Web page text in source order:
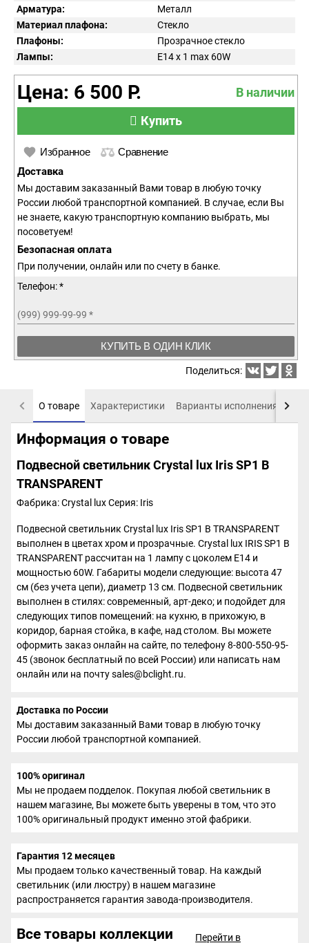
Арматура:
Металл
Материал плафона:
Стекло
Плафоны:
Прозрачное стекло
Лампы:
E14 x 1 max 60W
Цена: 6 500 Р.
В наличии
Купить
Избранное Сравнение
Доставка
Мы доставим заказанный Вами товар в любую точку
России любой транспортной компанией. В случае, если Вы
не знаете, какую транспортную компанию выбрать, мы
посоветуем!
Безопасная оплата
При получении, онлайн или по счету в банке.
Телефон: *
(999) 999-99-99 *
КУПИТЬ В ОДИН КЛИК
Поделиться:
О товаре Характеристики Варианты исполнения
Информация о товаре
Подвесной светильник Crystal lux Iris SP1 B
TRANSPARENT
Фабрика: Crystal luxСерия: Iris
Подвесной светильник Crystal lux Iris SP1 B TRANSPARENT
выполнен в цветах хром и прозрачные. Crystal lux IRIS SP1 B
TRANSPARENT рассчитан на 1 лампу с цоколем E14 и
мощностью 60W. Габариты модели следующие: высота 47
см (без учета цепи), диаметр 13 см. Подвесной светильник
выполнен в стилях: современный, арт-деко; и подойдет для
следующих типов помещений: на кухню, в прихожую, в
коридор, барная стойка, в кафе, над столом. Вы можете
оформить заказ онлайн на сайте, по телефону 8-800-550-95-
45 (звонок бесплатный по всей России) или написать нам
онлайн или на почту sales@bclight.ru.
Доставка по России
Мы доставим заказанный Вами товар в любую точку
России любой транспортной компанией.
100% оригинал
Мы не продаем подделок. Покупая любой светильник в
нашем магазине, Вы можете быть уверены в том, что это
100% оригинальный продукт именно этой фабрики.
Гарантия 12 месяцев
Мы продаем только качественный товар. На каждый
светильник (или люстру) в нашем магазине
распространяется гарантия завода-производителя.
Все товары коллекции Перейти в